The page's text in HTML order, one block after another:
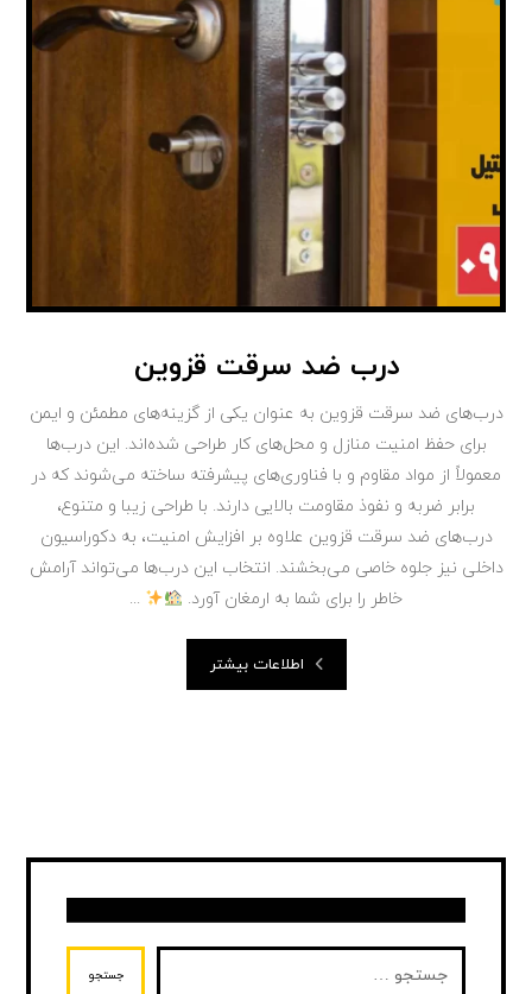
درب ضد سرقت قزوین
درب‌های ضد سرقت قزوین به عنوان یکی از گزینه‌های مطمئن و ایمن
برای حفظ امنیت منازل و محل‌های کار طراحی شده‌اند. این درب‌ها
معمولاً از مواد مقاوم و با فناوری‌های پیشرفته ساخته می‌شوند که در
برابر ضربه و نفوذ مقاومت بالایی دارند. با طراحی زیبا و متنوع،
درب‌های ضد سرقت قزوین علاوه بر افزایش امنیت، به دکوراسیون
داخلی نیز جلوه خاصی می‌بخشند. انتخاب این درب‌ها می‌تواند آرامش
خاطر را برای شما به ارمغان آورد.
...
اطلاعات بیشتر
جستجو